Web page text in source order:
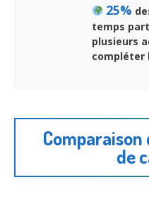
25%
temps
plusieurs
compléter
de